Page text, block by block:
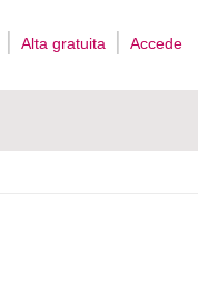
Alta gratuita Accede